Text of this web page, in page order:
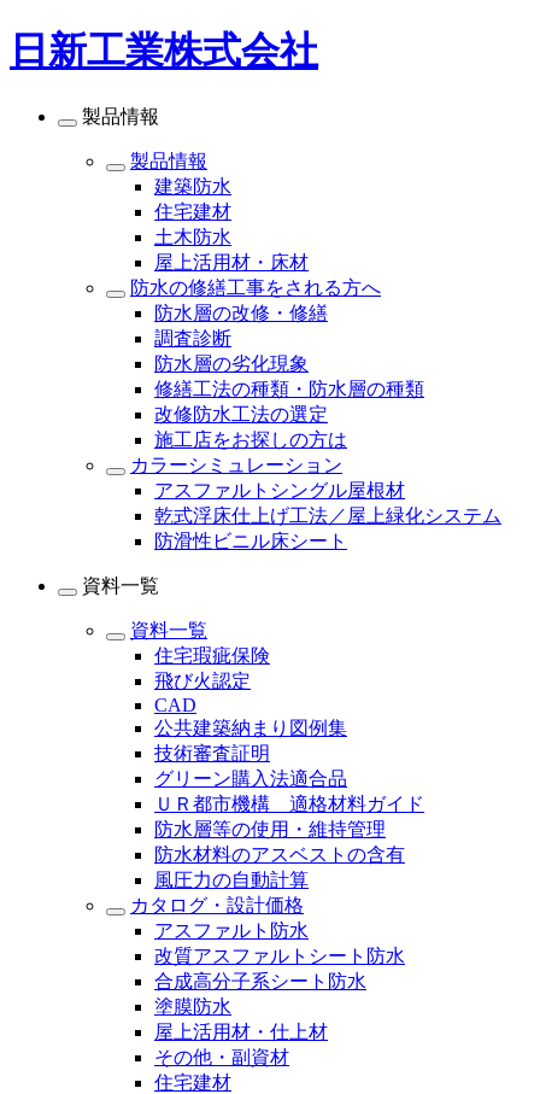
日新工業株式会社
製品情報
製品情報
建築防水
住宅建材
土木防水
屋上活用材・床材
防水の修繕工事をされる方へ
防水層の改修・修繕
調査診断
防水層の劣化現象
修繕工法の種類・防水層の種類
改修防水工法の選定
施工店をお探しの方は
カラーシミュレーション
アスファルトシングル屋根材
乾式浮床仕上げ工法／屋上緑化システム
防滑性ビニル床シート
資料一覧
資料一覧
住宅瑕疵保険
飛び火認定
CAD
公共建築納まり図例集
技術審査証明
グリーン購入法適合品
ＵＲ都市機構 適格材料ガイド
防水層等の使用・維持管理
防水材料のアスベストの含有
風圧力の自動計算
カタログ・設計価格
アスファルト防水
改質アスファルトシート防水
合成高分子系シート防水
塗膜防水
屋上活用材・仕上材
その他・副資材
住宅建材